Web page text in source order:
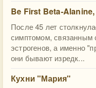
Be First Beta-Alanine,
После 45 лет
симптомом, связанным
эстрогенов, а именно
они бывают изредк...
Кухни "Мария"